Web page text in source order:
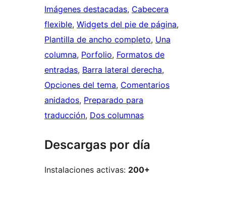
Imágenes destacadas, Cabecera
flexible, Widgets del pie de página
Plantilla de ancho completo, Una
columna, Porfolio, Formatos de
entradas, Barra lateral derecha
Opciones del tema, Comentarios
anidados, Preparado para
traducción, Dos columnas
Descargas por día
Instalaciones activas: 200+